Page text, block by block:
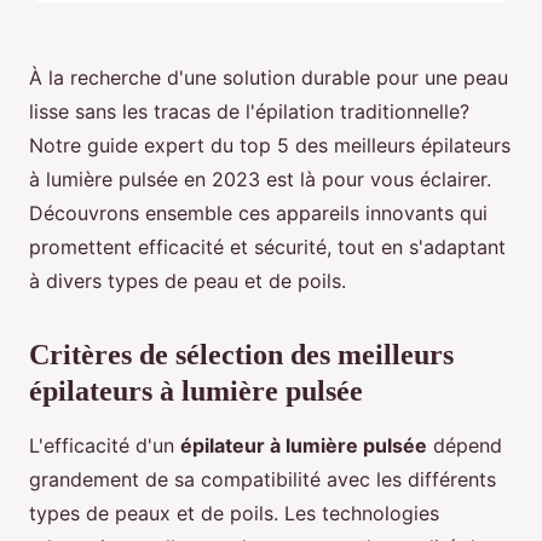
À la recherche d'une solution durable pour une peau
lisse sans les tracas de l'épilation traditionnelle?
Notre guide expert du top 5 des meilleurs épilateurs
à lumière pulsée en 2023 est là pour vous éclairer.
Découvrons ensemble ces appareils innovants qui
promettent efficacité et sécurité, tout en s'adaptant
à divers types de peau et de poils.
Critères de sélection des meilleurs
épilateurs à lumière pulsée
L'efficacité d'un épilateur à lumière pulsée dépend
grandement de sa compatibilité avec les différents
types de peaux et de poils. Les technologies